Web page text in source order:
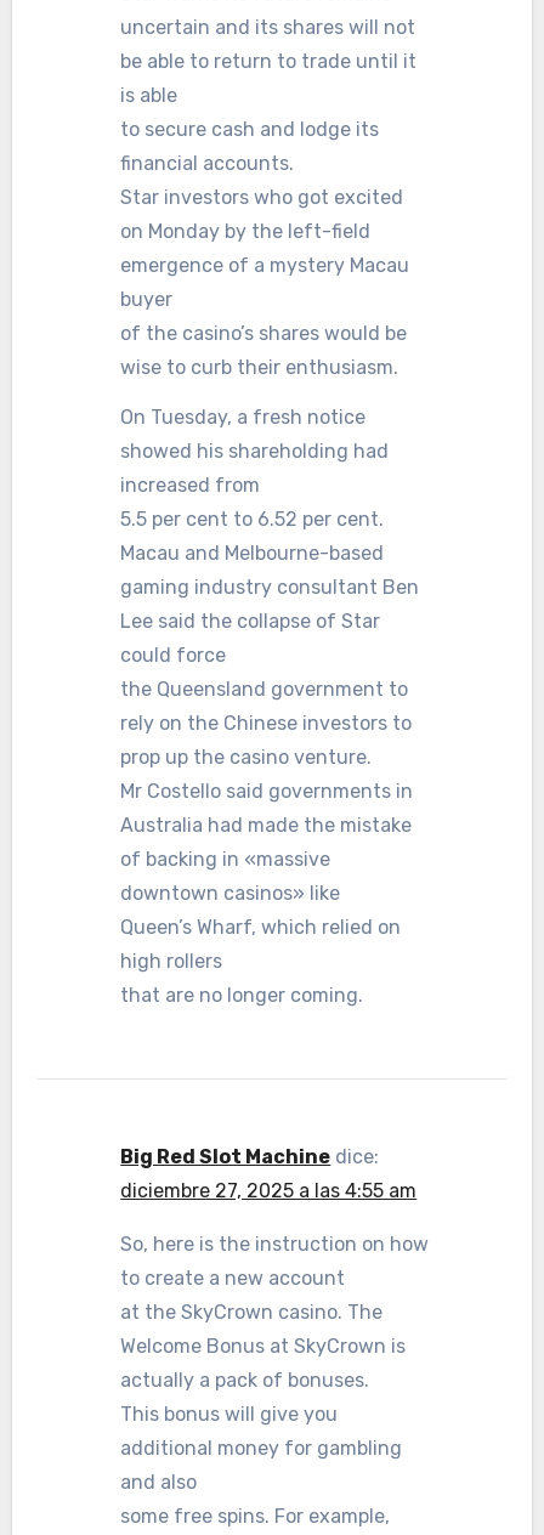
uncertain and its shares will not
be able to return to trade until it
is able
to secure cash and lodge its
financial accounts.
Star investors who got excited
on Monday by the left-field
emergence of a mystery Macau
buyer
of the casino’s shares would be
wise to curb their enthusiasm.
On Tuesday, a fresh notice
showed his shareholding had
increased from
5.5 per cent to 6.52 per cent.
Macau and Melbourne-based
gaming industry consultant Ben
Lee said the collapse of Star
could force
the Queensland government to
rely on the Chinese investors to
prop up the casino venture.
Mr Costello said governments in
Australia had made the mistake
of backing in «massive
downtown casinos» like
Queen’s Wharf, which relied on
high rollers
that are no longer coming.
Big Red Slot Machine dice:
diciembre 27, 2025 a las 4:55 am
So, here is the instruction on how
to create a new account
at the SkyCrown casino. The
Welcome Bonus at SkyCrown is
actually a pack of bonuses.
This bonus will give you
additional money for gambling
and also
some free spins. For example,